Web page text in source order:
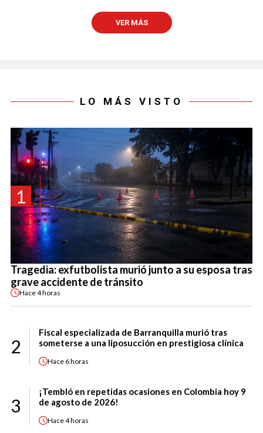
VER MÁS
LO MÁS VISTO
1
Tragedia: exfutbolista murió junto a su esposa tras
grave accidente de tránsito
Hace4 horas
2
Fiscal especializada de Barranquilla murió tras
someterse a una liposucción en prestigiosa clínica
Hace 6 horas
3
¡Tembló en repetidas ocasiones en Colombia hoy 9
de agosto de 2026!
Hace4 horas